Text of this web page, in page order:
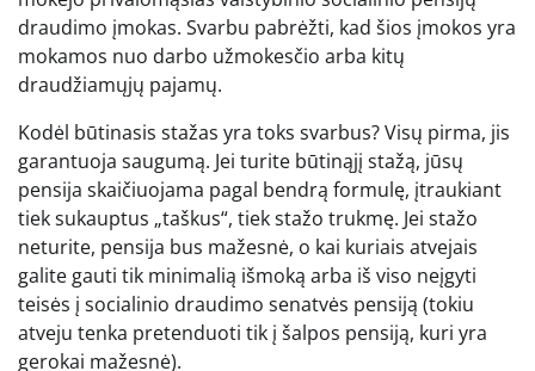
draudimo įmokas. Svarbu pabrėžti, kad šios įmokos yra
mokamos nuo darbo užmokesčio arba kitų
draudžiamųjų pajamų.
Kodėl būtinasis stažas yra toks svarbus? Visų pirma, jis
garantuoja saugumą. Jei turite būtinąjį stažą, jūsų
pensija skaičiuojama pagal bendrą formulę, įtraukiant
tiek sukauptus „taškus“, tiek stažo trukmę. Jei stažo
neturite, pensija bus mažesnė, o kai kuriais atvejais
galite gauti tik minimalią išmoką arba iš viso neįgyti
teisės į socialinio draudimo senatvės pensiją (tokiu
atveju tenka pretenduoti tik į šalpos pensiją, kuri yra
gerokai mažesnė).